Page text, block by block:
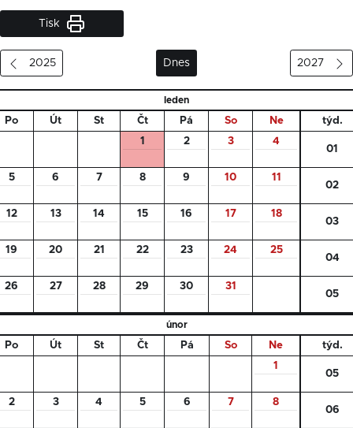
Tisk
2025 Dnes 2027
leden
Po Út St Čt Pá So Ne
týd.
1
2 3 4
01
5 6 7 8 9 10 11
02
12 13 14 15 16 17 18
03
19 20 21 22 23 24 25
04
26 27 28 29 30 31
05
únor
Po Út St Čt Pá So Ne
týd.
1
05
2 3 4 5 6 7 8
06